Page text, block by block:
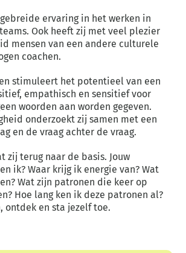
ervaring in het werken in
Ook heeft zij met veel plezier
mensen van een andere culturele
coachen.
stimuleert het potentieel van een
empathisch en sensitiefvoor
woorden aan worden gegeven.
onderzoekt zij samen met een
en de vraag achter de vraag.
zij terug naar de basis. Jouw
ik? Waar krijg ik energie van? Wat
Wat zijn patronen die keer op
Hoe lang ken ik deze patronen al?
ontdek en sta jezelf toe.